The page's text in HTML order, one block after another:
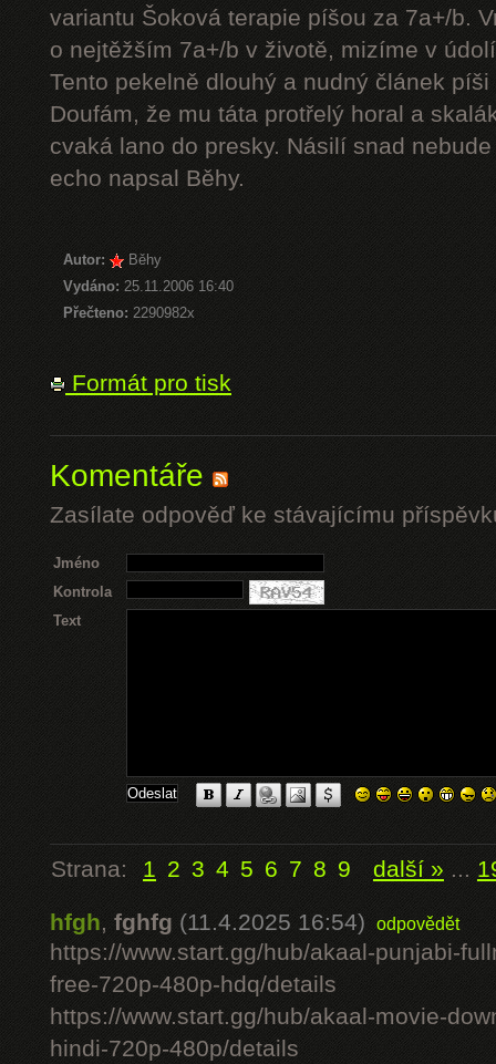
variantu Šoková terapie píšou za 7a+/b.
o nejtěžším 7a+/b v životě, mizíme v
Tento pekelně dlouhý a nudný článek
Doufám, že mu táta protřelý horal a
cvaká lano do presky. Násilí snad
echo napsal Běhy.
Autor:
Běhy
Vydáno: 25.11.2006 16:40
Přečteno: 2290982x
Formát pro tisk
Komentáře
Zasílate odpověď ke stávajícímu
Jméno
Kontrola
Text
Strana: 1 2 3 4 5 6 7 8 9 další » ...
hfgh, fghfg (11.4.2025 16:54) odpovědět
https://www.start.gg/hub/akaal-punjabi-
free-720p-480p-hdq/details
https://www.start.gg/hub/akaal-movie-
hindi-720p-480p/details